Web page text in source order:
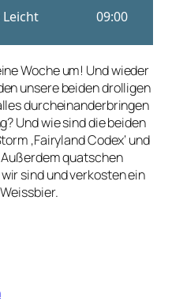
Woche um! Und wieder
unsere beiden drolligen
durcheinanderbringen
Und wie sind die beiden
‚Fairyland Codex‘ und
Außerdem quatschen
sind und verkosten ein